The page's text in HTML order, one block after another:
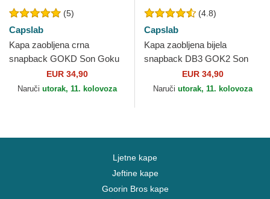
(5)
Capslab
Kapa zaobljena crna
snapback GOKD Son Goku
Dragon Ball Capslab
EUR 34,90
Naruči utorak, 11. kolovoza
(4.8)
Capslab
Kapa zaobljena bijela
snapback DB3 GOK2 Son
Goku Dragon Ball Capslab
EUR 34,90
Naruči utorak, 11. kolovoza
Ljetne kape
Jeftine kape
Goorin Bros kape